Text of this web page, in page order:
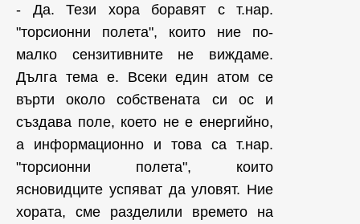
- Да. Тези хора боравят с т.нар.
"торсионни полета", които ние по-
малко сензитивните не виждаме.
Дълга тема е. Всеки един атом се
върти около собствената си ос и
създава поле, което не е енергийно,
а информационно и това са т.нар.
"торсионни полета", които
ясновидците успяват да уловят. Ние
хората, сме разделили времето на